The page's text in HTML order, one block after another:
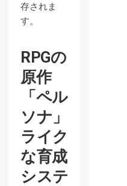
存されま
す。
RPGの
原作
「ペル
ソナ」
ライク
な育成
システ